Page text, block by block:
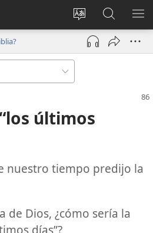
Cambiar
idioma
del sitio
Iniciar
sesión
(abre
nueva
en
jw.org
últimos
nuestro tiempo predijo la
de Dios, ¿cómo sería la
días”?